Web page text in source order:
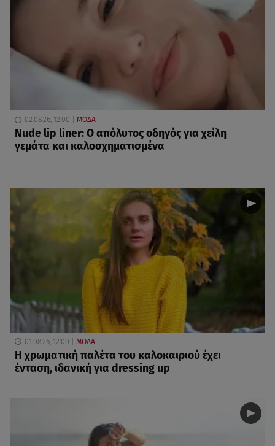
02.08.26, 12:00 ΜΟΔΑ
Nude lip liner: Ο απόλυτος οδηγός για χείλη
γεμάτα και καλοσχηματισμένα
01.08.26, 12:00 ΜΟΔΑ
Η χρωματική παλέτα του καλοκαιριού έχει
ένταση, ιδανική για dressing up